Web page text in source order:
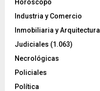
Horóscopo
Industria y Comercio
Inmobiliaria y Arquitectura
Judiciales (1.063)
Necrológicas
Policiales
Política